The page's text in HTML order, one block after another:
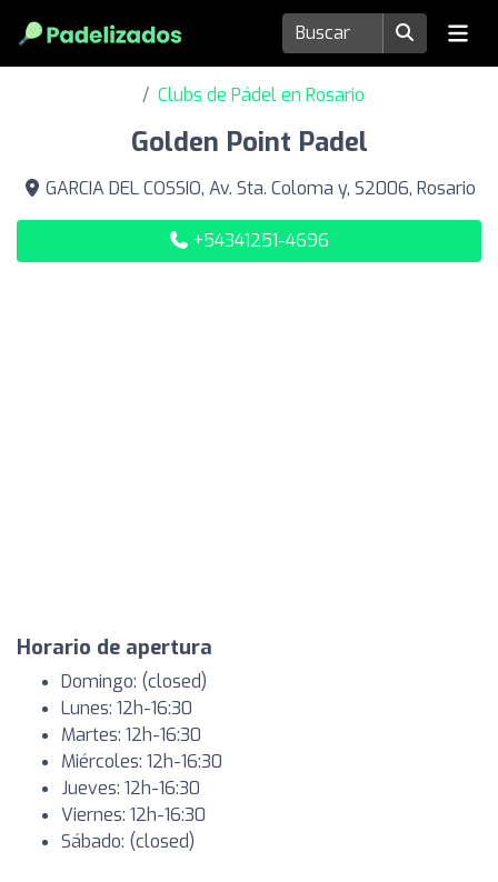
Clubs de Pádel en Rosario
Golden Point Padel
GARCIA DEL COSSIO, Av. Sta. Coloma y, S2006, Rosario
+54341251-4696
Horario de apertura
Domingo: (closed)
Lunes: 12h-16:30
Martes: 12h-16:30
Miércoles: 12h-16:30
Jueves: 12h-16:30
Viernes: 12h-16:30
Sábado: (closed)